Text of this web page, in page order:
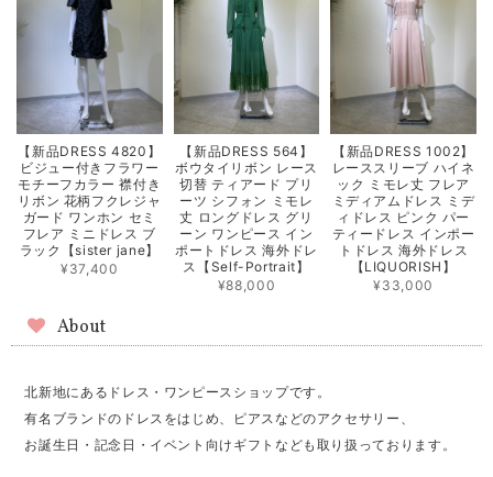
【新品DRESS 4820】
ビジュー付きフラワー
モチーフカラー 襟付き
リボン 花柄フクレジャ
ガード ワンホン セミ
フレア ミニドレス ブ
ラック【sister jane】
¥37,400
【新品DRESS 564】
ボウタイリボン レース
切替 ティアード プリ
ーツ シフォン ミモレ
丈 ロングドレス グリ
ーン ワンピース イン
ポートドレス 海外ドレ
ス【Self-Portrait】
¥88,000
【新品DRESS 1002】
レーススリーブ ハイネ
ック ミモレ丈 フレア
ミディアムドレス ミデ
ィドレス ピンク パー
ティードレス インポー
トドレス 海外ドレス
【LIQUORISH】
¥33,000
About
北新地にあるドレス・ワンピースショップです。
有名ブランドのドレスをはじめ、ピアスなどのアクセサリー、
お誕生日・記念日・イベント向けギフトなども取り扱っております。